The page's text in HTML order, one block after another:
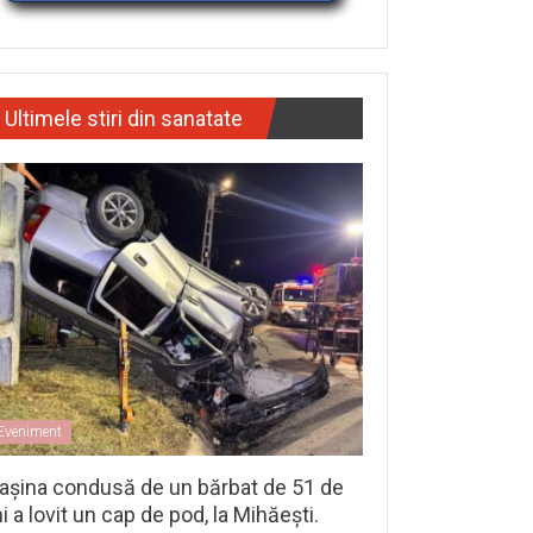
Ultimele stiri din sanatate
condusă de un bărbat de 51 de
a lovit un cap de pod, la Mihăești.